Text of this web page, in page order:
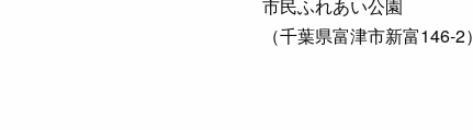
市民ふれあい公園
（千葉県富津市新富146-2）